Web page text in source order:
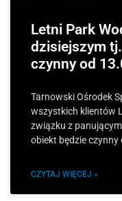
Letni Park
dzisiejszym
czynny od
Tarnowski Ośrodek
wszystkich klientów
związku z
obiekt będzie
CZYTAJ WIĘCEJ »